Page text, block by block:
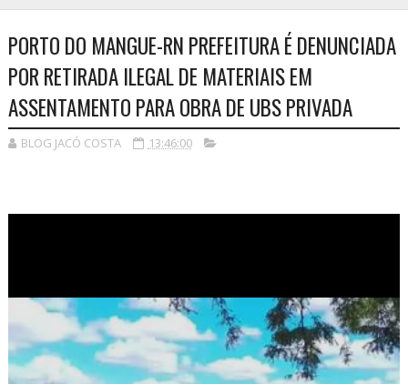
PORTO DO MANGUE-RN PREFEITURA É DENUNCIADA
POR RETIRADA ILEGAL DE MATERIAIS EM
ASSENTAMENTO PARA OBRA DE UBS PRIVADA
BLOG JACÓ COSTA 13:46:00